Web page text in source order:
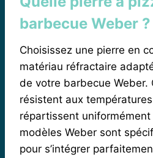
barbecue Weber ?
Choisissez une pierre en
matériau réfractaire
de votre barbecue Weber.
résistent aux
répartissent uniformément
modèles Weber sont
pour s’intégrer